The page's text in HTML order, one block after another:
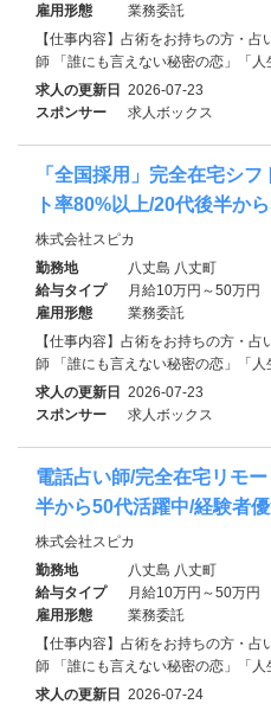
雇用形態
業務委託
【仕事内容】占術をお持ちの方・
師 「誰にも言えない秘密の恋」「人
求人の更新日 2026-07-23
スポンサー
求人ボックス
「全国採用」完全在宅シ
ト率80%以上/20代後半か
株式会社スピカ
勤務地
八丈島 八丈町
給与タイプ
月給10万円～50万円
雇用形態
業務委託
【仕事内容】占術をお持ちの方・
師 「誰にも言えない秘密の恋」「人
求人の更新日 2026-07-23
スポンサー
求人ボックス
電話占い師/完全在宅リモ
半から50代活躍中/経験者
株式会社スピカ
勤務地
八丈島 八丈町
給与タイプ
月給10万円～50万円
雇用形態
業務委託
【仕事内容】占術をお持ちの方・
師 「誰にも言えない秘密の恋」「人
求人の更新日 2026-07-24